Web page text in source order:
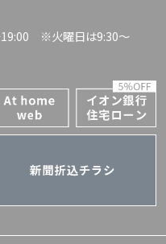
19:00 ※火曜日は9:30～